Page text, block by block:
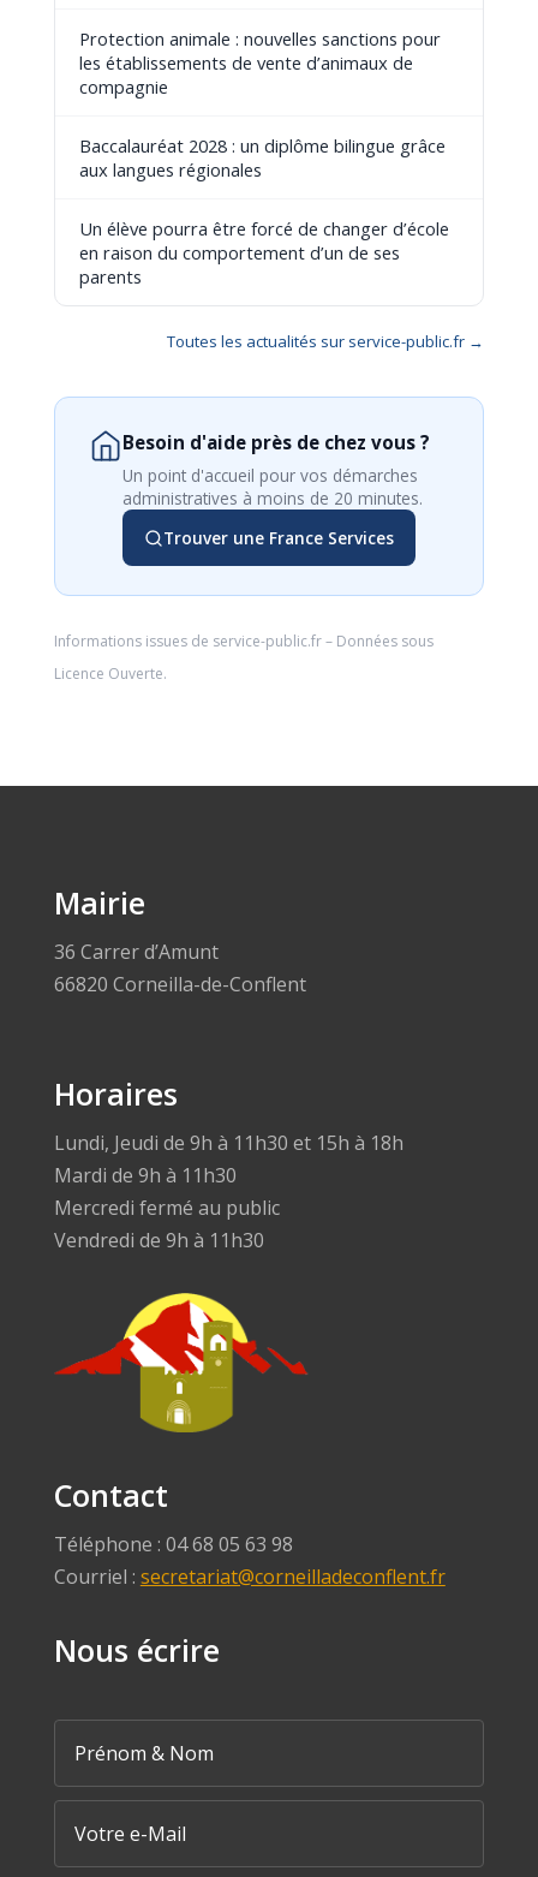
Protection animale : nouvelles sanctions pour
les établissements de vente d’animaux de
compagnie
Baccalauréat 2028 : un diplôme bilingue grâce
aux langues régionales
Un élève pourra être forcé de changer d’école
en raison du comportement d’un de ses
parents
Toutes les actualités sur service-public.fr →
Besoin d'aide près de chez vous ?
Un point d'accueil pour vos démarches
administratives à moins de 20 minutes.
Trouver une France Services
Informations issues de service-public.fr– Données sous
Licence Ouverte.
Mairie
36 Carrer d’Amunt
66820 Corneilla-de-Conflent
Horaires
Lundi, Jeudi de 9h à 11h30 et 15h à 18h
Mardi de 9h à 11h30
Mercredi fermé au public
Vendredi de 9h à 11h30
Contact
Téléphone : 04 68 05 63 98
Courriel : secretariat@corneilladeconflent.fr
Nous écrire